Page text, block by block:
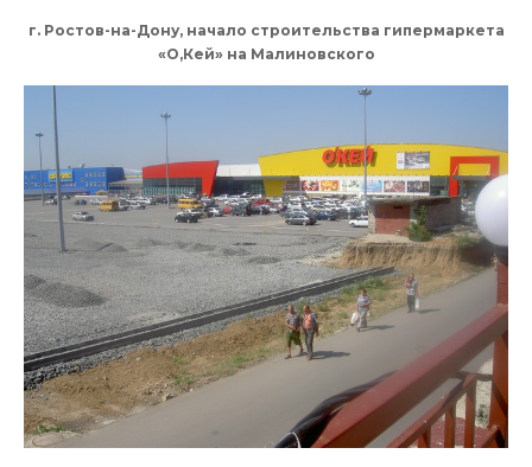
г. Ростов-на-Дону, начало строительства гипермаркета
«О,Кей» на Малиновского